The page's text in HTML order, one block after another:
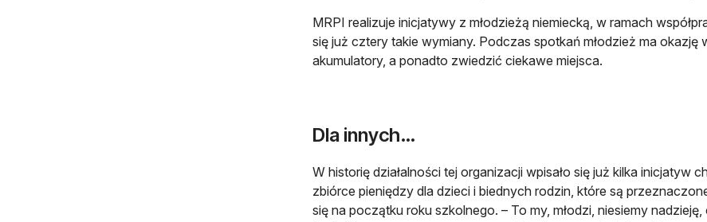
MRPI realizuje inicjatywy z młodzieżą niemiecką, w ramach
się już cztery takie wymiany. Podczas spotkań młodzież ma okazję
akumulatory, a ponadto zwiedzić ciekawe miejsca.
Dla innych…
W historię działalności tej organizacji wpisało się już kilka inicjatyw
zbiórce pieniędzy dla dzieci i biednych rodzin, które są
się na początku roku szkolnego. – To my, młodzi, niesiemy